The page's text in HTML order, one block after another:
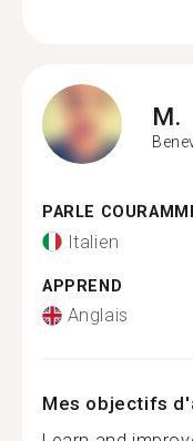
M.
PARLE
Italien
APPREND
Anglais
Mes objectifs